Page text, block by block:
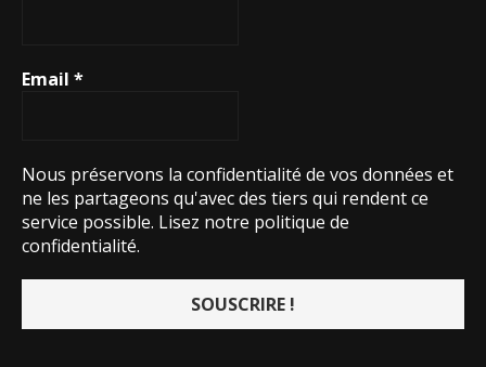
Email *
Nous préservons la confidentialité de vos données et
ne les partageons qu'avec des tiers qui rendent ce
service possible. Lisez notre politique de
confidentialité.